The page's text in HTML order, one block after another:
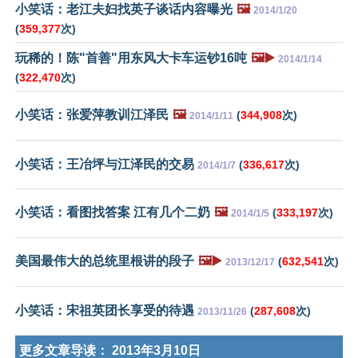
小笑话：老江夫妇找英子谈话内容曝光 🖼️ 2014/1/20
(359,377次)
玩稀的！陈"首善"用东风大卡车运钞16吨 🖼️▶️ 2014/1/14
(322,470次)
小笑话：张爱萍教训江泽民 🖼️ 2014/1/11 (344,908次)
小笑话：王冶坪与江泽民的交易 2014/1/7 (336,617次)
小笑话：看图找答案 江有几个二奶 🖼️ 2014/1/5 (333,197次)
美国最伟大的总统里根讲的段子 🖼️▶️ 2013/12/17 (632,541次)
小笑话：宋祖英团长享受的待遇 2013/11/26 (287,608次)
更多文章导读： 2013年3月10日